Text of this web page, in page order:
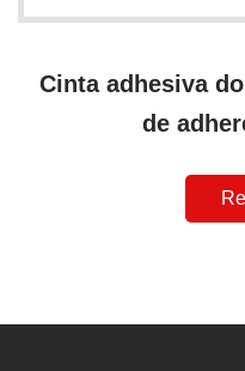
Cinta adhesiva
de